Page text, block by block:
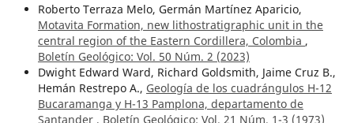
Roberto Terraza Melo, Germán Martínez Aparicio,
Motavita Formation, new lithostratigraphic unit in the
central region of the Eastern Cordillera, Colombia ,
Boletín Geológico: Vol. 50 Núm. 2 (2023)
Dwight Edward Ward, Richard Goldsmith, Jaime Cruz B.,
Hemán Restrepo A., Geología de los cuadrángulos H-12
Bucaramanga y H-13 Pamplona, departamento de
Santander , Boletín Geológico: Vol. 21 Núm. 1-3 (1973)